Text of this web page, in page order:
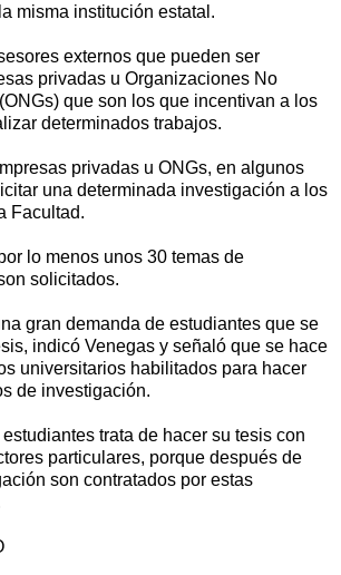
misma institución estatal.
externos que pueden ser
privadas u Organizaciones No
que son los que incentivan a los
determinados trabajos.
privadas u ONGs, en algunos
una determinada investigación a los
Facultad.
lo menos unos 30 temas de
solicitados.
gran demanda de estudiantes que se
indicó Venegas y señaló que se hace
universitarios habilitados para hacer
de investigación.
trata de hacer su tesis con
particulares, porque después de
son contratados por estas